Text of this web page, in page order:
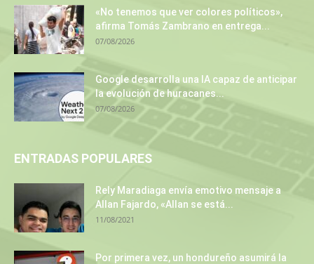
«No tenemos que ver colores políticos»,
afirma Tomás Zambrano en entrega...
07/08/2026
Google desarrolla una IA capaz de anticipar
la evolución de huracanes...
07/08/2026
ENTRADAS POPULARES
Rely Maradiaga envía emotivo mensaje a
Allan Fajardo, «Allan se está...
11/08/2021
Por primera vez, un hondureño asumirá la